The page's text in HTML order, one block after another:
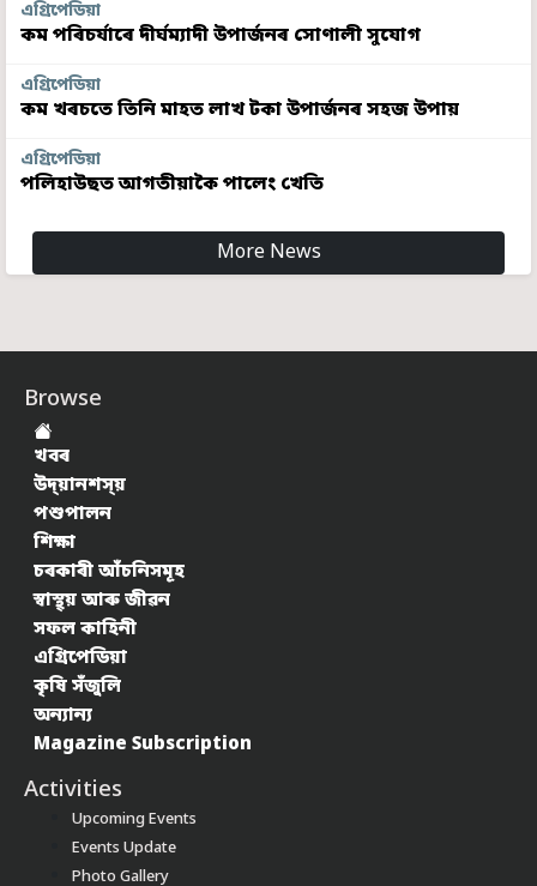
এগ্ৰিপেডিয়া
কম পৰিচৰ্যাৰে দীৰ্ঘম্যাদী উপাৰ্জনৰ সোণালী সুযোগ
এগ্ৰিপেডিয়া
কম খৰচতে তিনি মাহত লাখ টকা উপাৰ্জনৰ সহজ উপায়
এগ্ৰিপেডিয়া
পলিহাউছত আগতীয়াকৈ পালেং খেতি
More News
Browse
খবৰ
উদ্য়ানশস্য়
পশুপালন
শিক্ষা
চৰকাৰী আঁচনিসমূহ
স্বাস্থ্য় আৰু জীৱন
সফল কাহিনী
এগ্ৰিপেডিয়া
কৃষি সঁজুলি
অন্যান্য
Magazine Subscription
Activities
Upcoming Events
Events Update
Photo Gallery